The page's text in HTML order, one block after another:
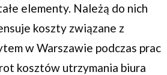
elementy. Należą do nich
koszty związane z
w Warszawie podczas prac
kosztów utrzymania biura